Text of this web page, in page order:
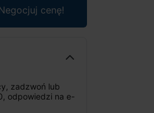
cenę!
zadzwoń lub
odpowiedzi na e-